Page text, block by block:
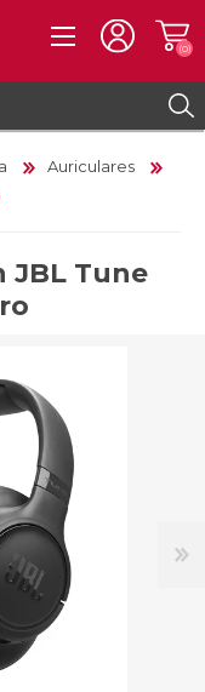
(0)
Auriculares
Tune